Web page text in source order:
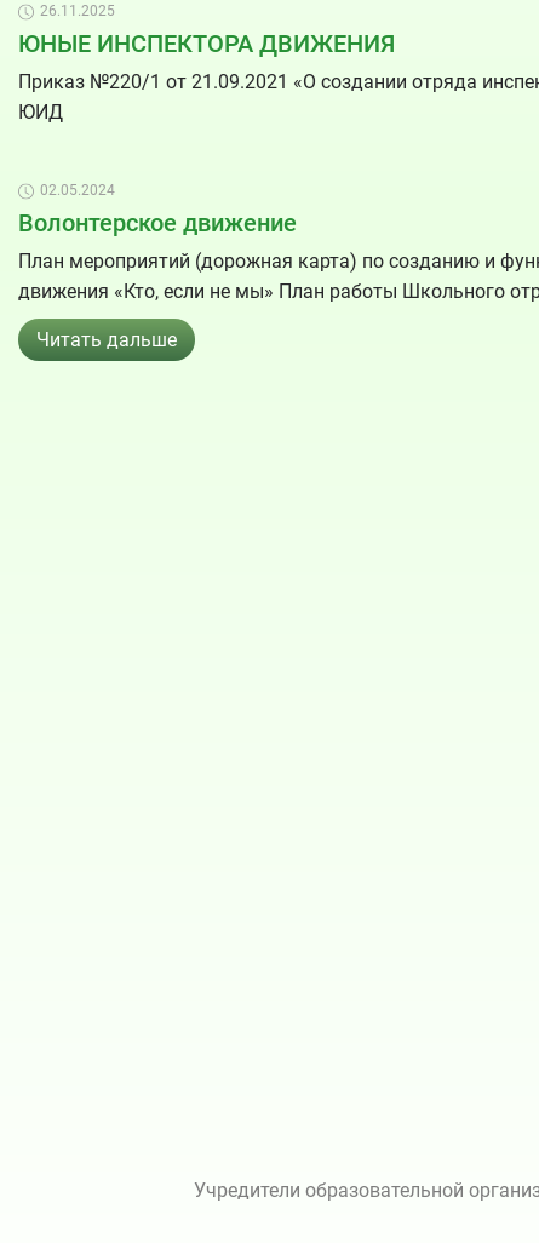
26.11.2025
ЮНЫЕ ИНСПЕКТОРА ДВИЖЕНИЯ
Приказ №220/1 от 21.09.2021 «О создании отряда
ЮИД
02.05.2024
Волонтерское движение
План мероприятий (дорожная карта) по созданию и
движения «Кто, если не мы» План работы Школьного
Читать дальше
Учредители образовательной